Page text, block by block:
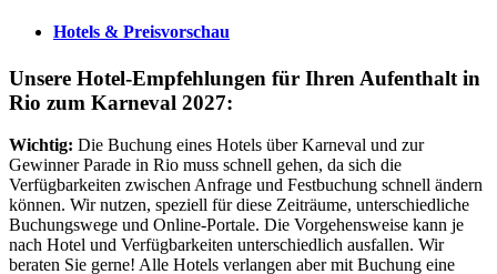
Hotels & Preisvorschau
Unsere Hotel-Empfehlungen für Ihren Aufenthalt in
Rio zum Karneval 2027:
Wichtig: Die Buchung eines Hotels über Karneval und zur
Gewinner Parade in Rio muss schnell gehen, da sich die
Verfügbarkeiten zwischen Anfrage und Festbuchung schnell ändern
können. Wir nutzen, speziell für diese Zeiträume, unterschiedliche
Buchungswege und Online-Portale. Die Vorgehensweise kann je
nach Hotel und Verfügbarkeiten unterschiedlich ausfallen. Wir
beraten Sie gerne! Alle Hotels verlangen aber mit Buchung eine